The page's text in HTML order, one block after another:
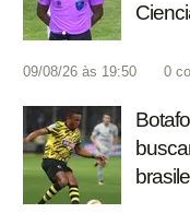
09/08/26 às 19:50 0